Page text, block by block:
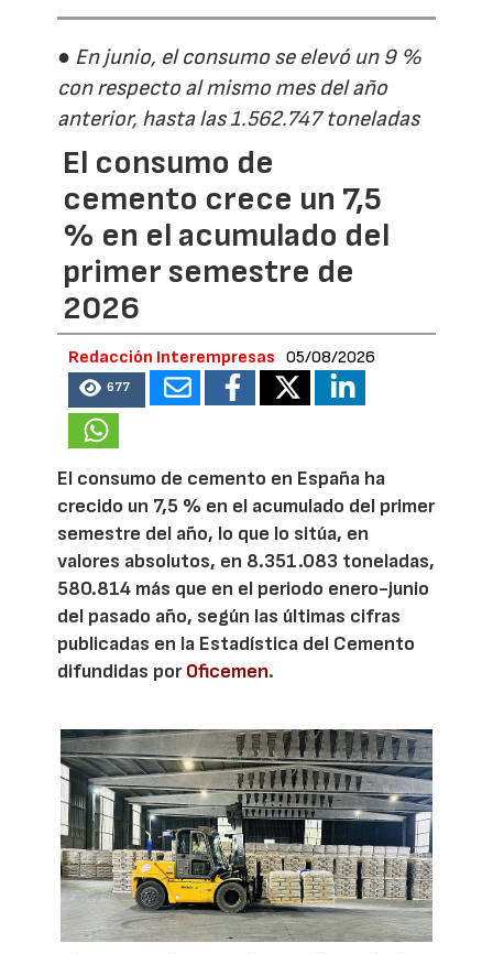
● En junio, el consumo se elevó un 9 %
con respecto al mismo mes del año
anterior, hasta las 1.562.747 toneladas
El consumo de
cemento crece un 7,5
% en el acumulado del
primer semestre de
2026
Redacción Interempresas 05/08/2026
677
El consumo de cemento en España ha
crecido un 7,5 % en el acumulado del primer
semestre del año, lo que lo sitúa, en
valores absolutos, en 8.351.083 toneladas,
580.814 más que en el periodo enero-junio
del pasado año, según las últimas cifras
publicadas en la Estadística del Cemento
difundidas porOficemen.